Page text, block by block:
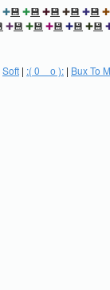
✚💾 ✚💾 ✚💾 ✚💾 ✚💾 ✚
✚💾 ✚💾 ✚💾 ✚💾 ✚💾
Soft | :( 0 _ о ): | Bux To